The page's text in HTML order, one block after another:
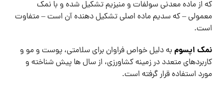
که از ماده معدنی سولفات و منیزیم تشکیل شده و با نمک
معمولی – که سدیم ماده اصلی تشکیل دهنده آن است – متفاوت
است.
نمک اپسوم به دلیل خواص فراوان برای سلامتی، پوست و مو و
کاربردهای متعدد در زمینه کشاورزی، از سال ها پیش شناخته و
مورد استفاده قرار گرفته است.